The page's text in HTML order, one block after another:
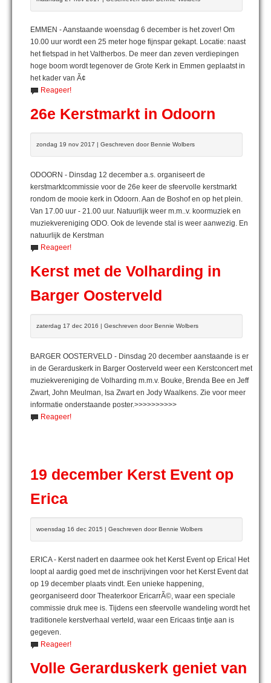
EMMEN - Aanstaande woensdag 6 december is het zover! Om
10.00 uur wordt een 25 meter hoge fijnspar gekapt. Locatie: naast
het fietspad in het Valtherbos. De meer dan zeven verdiepingen
hoge boom wordt tegenover de Grote Kerk in Emmen geplaatst in
het kader van Ã¢
Reageer!
26e Kerstmarkt in Odoorn
zondag 19 nov 2017 | Geschreven door Bennie Wolbers
ODOORN - Dinsdag 12 december a.s. organiseert de
kerstmarktcommissie voor de 26e keer de sfeervolle kerstmarkt
rondom de mooie kerk in Odoorn. Aan de Boshof en op het plein.
Van 17.00 uur - 21.00 uur. Natuurlijk weer m.m..v. koormuziek en
muziekvereniging ODO. Ook de levende stal is weer aanwezig. En
natuurlijk de Kerstman
Reageer!
Kerst met de Volharding in
Barger Oosterveld
zaterdag 17 dec 2016 | Geschreven door Bennie Wolbers
BARGER OOSTERVELD - Dinsdag 20 december aanstaande is er
in de Gerarduskerk in Barger Oosterveld weer een Kerstconcert met
muziekvereniging de Volharding m.m.v. Bouke, Brenda Bee en Jeff
Zwart, John Meulman, Isa Zwart en Jody Waalkens. Zie voor meer
informatie onderstaande poster.>>>>>>>>>>
Reageer!
19 december Kerst Event op
Erica
woensdag 16 dec 2015 | Geschreven door Bennie Wolbers
ERICA - Kerst nadert en daarmee ook het Kerst Event op Erica! Het
loopt al aardig goed met de inschrijvingen voor het Kerst Event dat
op 19 december plaats vindt. Een unieke happening,
georganiseerd door Theaterkoor EricarrÃ©, waar een speciale
commissie druk mee is. Tijdens een sfeervolle wandeling wordt het
traditionele kerstverhaal verteld, waar een Ericaas tintje aan is
gegeven.
Reageer!
Volle Gerarduskerk geniet van